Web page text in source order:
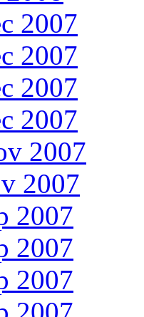
2007
2007
2007
2007
2007
2007
2007
2007
2007